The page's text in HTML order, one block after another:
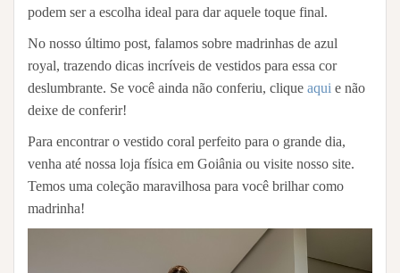
podem ser a escolha ideal para dar aquele toque final.
No nosso último post, falamos sobre madrinhas de azul
royal, trazendo dicas incríveis de vestidos para essa cor
deslumbrante. Se você ainda não conferiu, clique aqui e não
deixe de conferir!
Para encontrar o vestido coral perfeito para o grande dia,
venha até nossa loja física em Goiânia ou visite nosso site.
Temos uma coleção maravilhosa para você brilhar como
madrinha!